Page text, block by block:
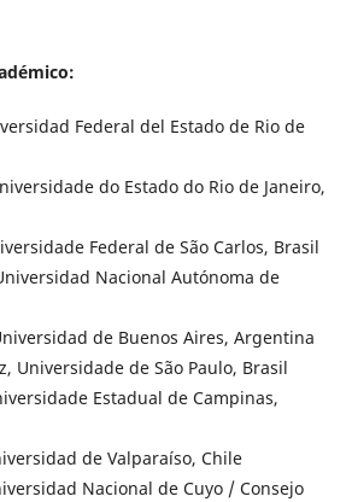
Federal del Estado de Rio de
do Estado do Rio de Janeiro,
Federal de São Carlos, Brasil
Nacional Autónoma de
de Buenos Aires, Argentina
Universidade de São Paulo, Brasil
Estadual de Campinas,
de Valparaíso, Chile
Nacional de Cuyo / Consejo